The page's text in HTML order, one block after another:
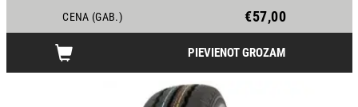
CENA (GAB.) €57,00
PIEVIENOT GROZAM